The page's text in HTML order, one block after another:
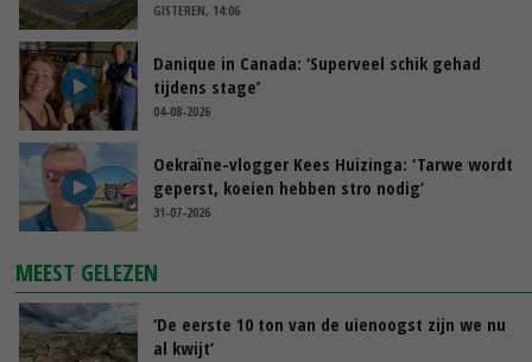
GISTEREN, 14:06
Danique in Canada: ‘Superveel schik gehad
tijdens stage’
04-08-2026
Oekraïne-vlogger Kees Huizinga: ‘Tarwe wordt
geperst, koeien hebben stro nodig’
31-07-2026
MEEST GELEZEN
‘De eerste 10 ton van de uienoogst zijn we nu
al kwijt’